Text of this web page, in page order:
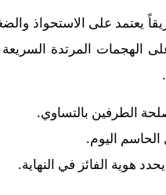
يعتمد على الاستحواذ
الهجمات المرتدة
الطرفين بالتساوي.
الحاسم اليوم.
هوية الفائز في النهاية.